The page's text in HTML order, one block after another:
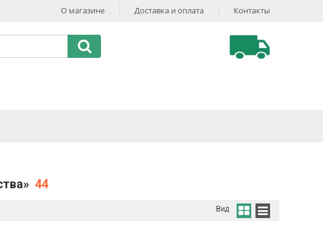
О магазине Доставка и оплата Контакты
44
Вид